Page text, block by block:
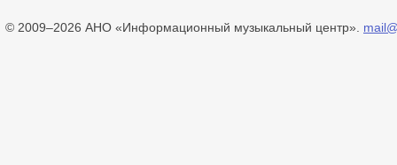
© 2009–2026 АНО «Информационный музыкальный центр».